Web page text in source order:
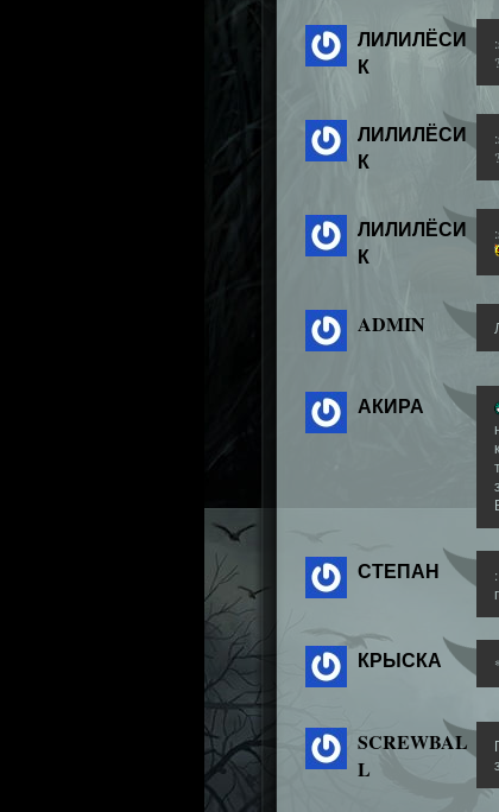
ЛИЛИЛЁСИ
К
ЛИЛИЛЁСИ
К
ЛИЛИЛЁСИ
К
ADMIN
АКИРА
СТЕПАН
КРЫСКА
SCREWBAL
L